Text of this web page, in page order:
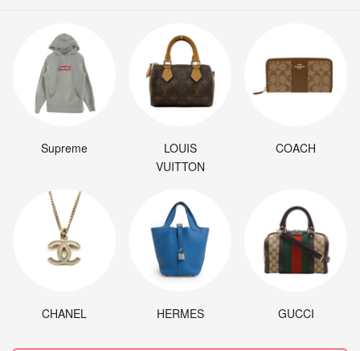
Supreme
LOUIS
VUITTON
COACH
CHANEL HERMES GUCCI